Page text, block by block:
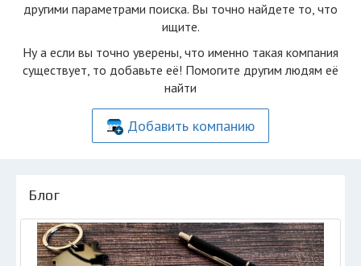
другими параметрами поиска. Вы точно найдете то, что
ищите.
Ну а если вы точно уверены, что именно такая компания
существует, то добавьте её! Помогите другим людям её
найти
Добавить компанию
Блог